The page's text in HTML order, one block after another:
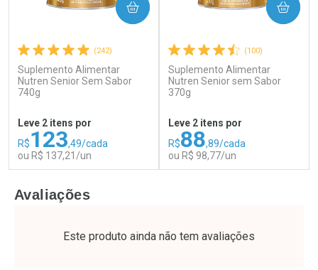
Ativar Desconto
Por R$ 55,19/cada
Comprar sem Desconto
Ativar Desconto
Por R$ 21,86/cada
Comprar sem Desconto
(242)
Suplemento Alimentar
Nutren Senior Sem Sabor
740g
Leve 2 itens por
R$123,49/cada
ou R$ 137,21/un
COMPRAR
Laboratório
Por Menos
(100)
Suplemento Alimentar
Nutren Senior sem Sabor
370g
Leve 2 itens por
R$88,89/cada
ou R$ 98,77/un
COMPRAR
Laboratório
Por Menos
Avaliações
Este produto ainda não tem avaliações